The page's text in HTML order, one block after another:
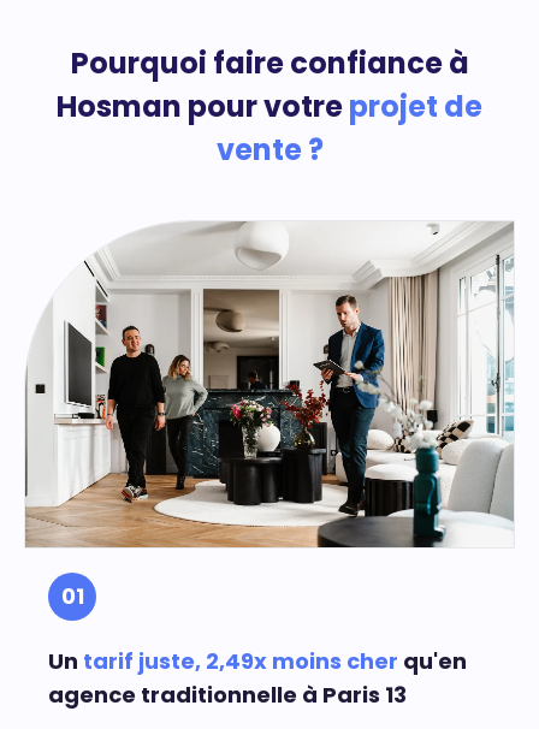
Pourquoi faire confiance à
Hosman pour votreprojet de
vente ?
01
Un tarif juste, 2,49x moins cher qu'en
agence traditionnelle à Paris 13